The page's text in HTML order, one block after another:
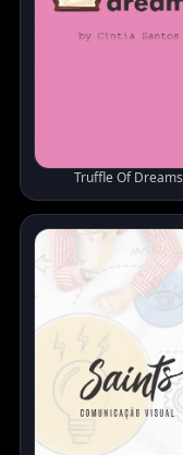
Truffle Of Dreams